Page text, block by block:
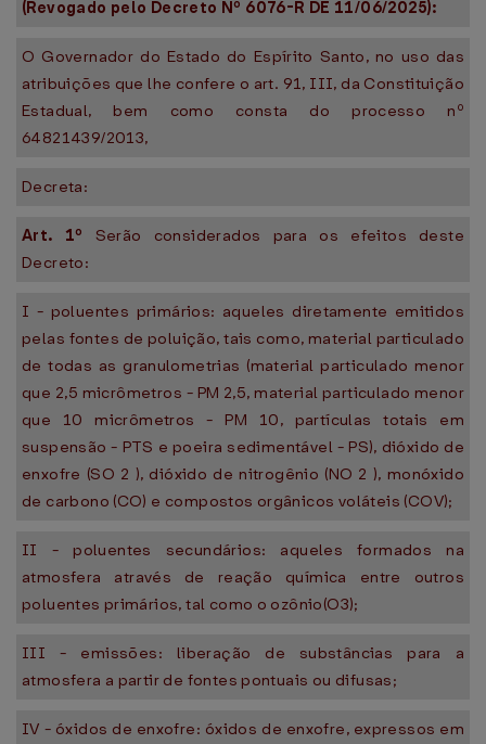
(Revogado pelo Decreto Nº 6076-R DE 11/06/2025):
O Governador do Estado do Espírito Santo, no uso das
atribuições que lhe confere o art. 91, III, da Constituição
Estadual, bem como consta do processo nº
64821439/2013,
Decreta:
Art. 1º Serão considerados para os efeitos deste
Decreto:
I - poluentes primários: aqueles diretamente emitidos
pelas fontes de poluição, tais como, material particulado
de todas as granulometrias (material particulado menor
que 2,5 micrômetros - PM 2,5, material particulado menor
que 10 micrômetros - PM 10, partículas totais em
suspensão - PTS e poeira sedimentável - PS), dióxido de
enxofre (SO 2 ), dióxido de nitrogênio (NO 2 ), monóxido
de carbono (CO) e compostos orgânicos voláteis (COV);
II - poluentes secundários: aqueles formados na
atmosfera através de reação química entre outros
poluentes primários, tal como o ozônio(O3);
III - emissões: liberação de substâncias para a
atmosfera a partir de fontes pontuais ou difusas;
IV - óxidos de enxofre: óxidos de enxofre, expressos em